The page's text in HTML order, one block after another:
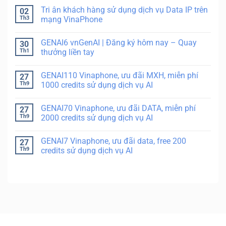
02
Th3
Tri ân khách hàng sử dụng dịch vụ Data IP trên
mạng VinaPhone
30
Th1
GENAI6 vnGenAI | Đăng ký hôm nay – Quay
thưởng liền tay
27
Th9
GENAI110 Vinaphone, ưu đãi MXH, miễn phí
1000 credits sử dụng dịch vụ AI
27
Th9
GENAI70 Vinaphone, ưu đãi DATA, miễn phí
2000 credits sử dụng dịch vụ AI
27
Th9
GENAI7 Vinaphone, ưu đãi data, free 200
credits sử dụng dịch vụ AI